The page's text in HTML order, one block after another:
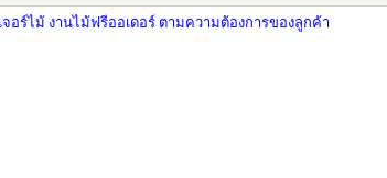
อร์ไม้ งานไม้ฟรีออเดอร์ ตามความต้องการของลูกค้า